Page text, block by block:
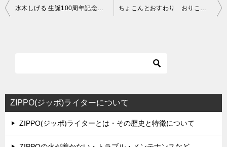
投
シ
ョ
ZIPPO(ジッポ)ライターについて
ZIPPO(ジッポ)ライターとは・その歴史と特徴について